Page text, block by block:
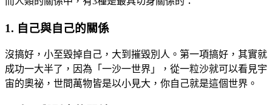
1. 自己與自己的關係
沒搞好，小至毀掉自己，大到摧毀別人。第一項搞好，其實就
成功一大半了，因為「一沙一世界」，從一粒沙就可以看見宇
宙的奧祕，世間萬物皆是以小見大，你自己就是這個世界。